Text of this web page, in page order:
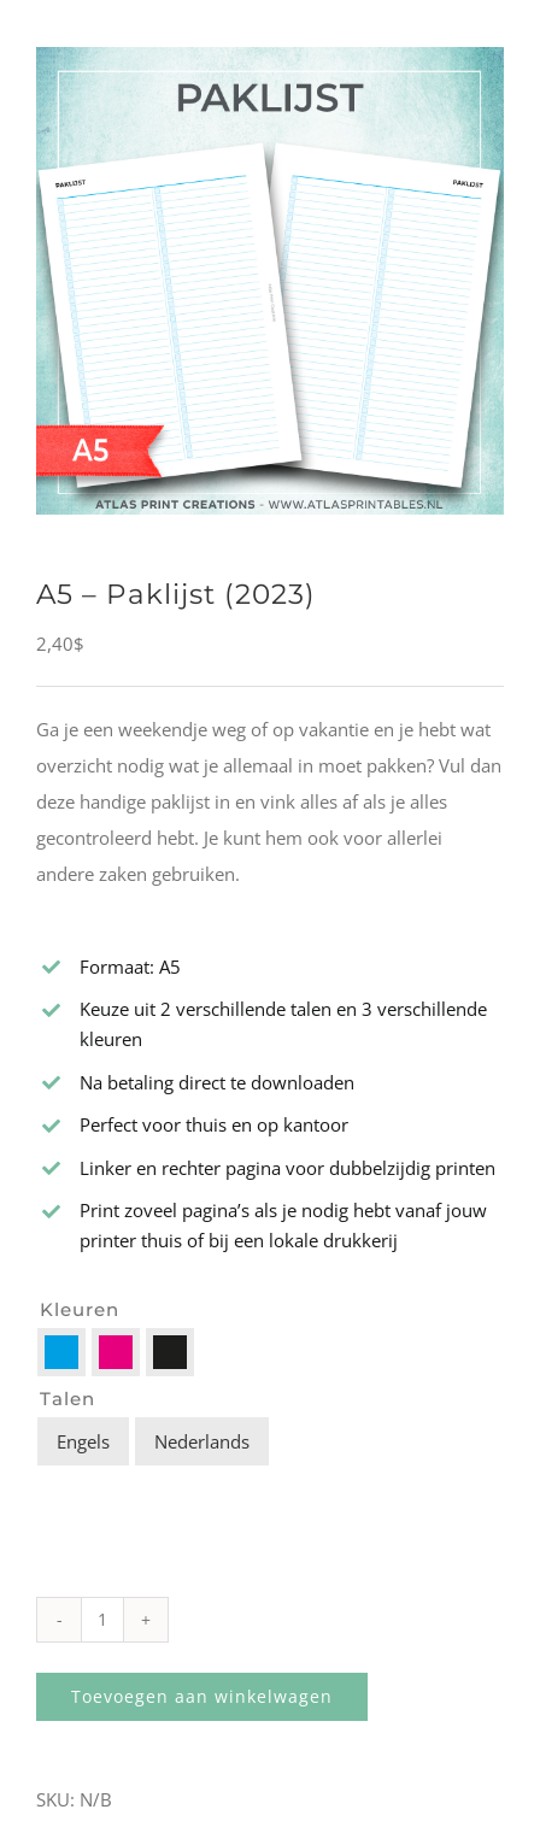
A5 – Paklijst (2023)
2,40$
Ga je een weekendje weg of op vakantie en je hebt wat
overzicht nodig wat je allemaal in moet pakken? Vul dan
deze handige paklijst in en vink alles af als je alles
gecontroleerd hebt. Je kunt hem ook voor allerlei
andere zaken gebruiken.
Formaat: A5
Keuze uit 2 verschillende talen en 3 verschillende
kleuren
Na betaling direct te downloaden
Perfect voor thuis en op kantoor
Linker en rechter pagina voor dubbelzijdig printen
Print zoveel pagina’s als je nodig hebt vanaf jouw
printer thuis of bij een lokale drukkerij
Kleuren
Talen
Engels Nederlands
A5
-
Paklijst
Toevoegen aan winkelwagen
SKU: N/B